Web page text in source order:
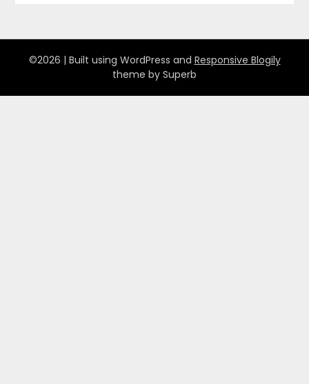
©2026 | Built using WordPress and Responsive Blogily
theme by Superb